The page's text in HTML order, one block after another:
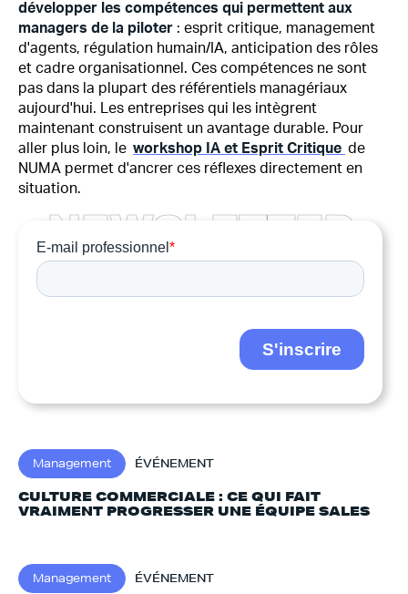
développer les compétences qui permettent aux
managers de la piloter : esprit critique, management
d'agents, régulation humain/IA, anticipation des rôles
et cadre organisationnel. Ces compétences ne sont
pas dans la plupart des référentiels managériaux
aujourd'hui. Les entreprises qui les intègrent
maintenant construisent un avantage durable. Pour
aller plus loin, le workshop IA et Esprit Critique de
NUMA permet d'ancrer ces réflexes directement en
situation.
NEWSL ETTER
Management ÉVÉNEMENT
CULTURE COMMERCIALE : CE QUI FAIT
VRAIMENT PROGRESSER UNE ÉQUIPE SALES
Management ÉVÉNEMENT